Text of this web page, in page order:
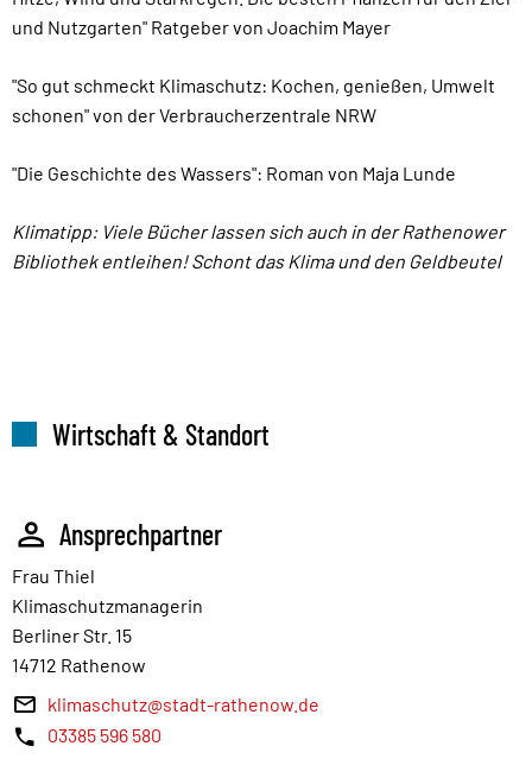
und Nutzgarten" Ratgeber von Joachim Mayer
"So gut schmeckt Klimaschutz: Kochen, genießen, Umwelt
schonen" von der Verbraucherzentrale NRW
"Die Geschichte des Wassers": Roman von Maja Lunde
Klimatipp: Viele Bücher lassen sich auch in der Rathenower
Bibliothek entleihen! Schont das Klima und den Geldbeutel
Wirtschaft & Standort
Ansprechpartner
Frau Thiel
Klimaschutzmanagerin
Berliner Str. 15
14712 Rathenow
klimaschutz@stadt-rathenow.de
03385 596 580